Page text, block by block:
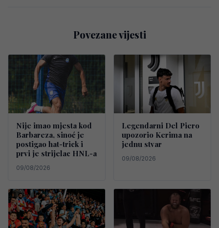
Povezane vijesti
Nije imao mjesta kod
Barbareza, sinoć je
postigao hat-trick i
prvi je strijelac HNL-a
09/08/2026
Legendarni Del Piero
upozorio Kerima na
jednu stvar
09/08/2026